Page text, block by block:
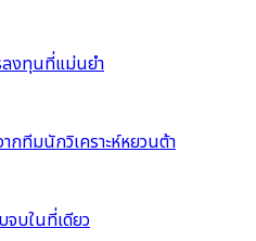
ลงทุนที่แม่นยำ
กทีมนักวิเคราะห์หยวนต้า
บในที่เดียว